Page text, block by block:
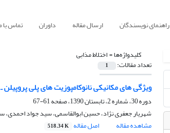
راهنمای نویسندگان ارسال مقاله داوران تماس با
کلیدواژه‌ها =‌ اختلاط مذابی
تعداد مقالات: 1
ویژگی های مکانیکی نانوکامپوزیت های پلی
دوره 30، شماره 2، تابستان 1390، صفحه
61-67
شهریار جعفری نژاد، حسین ابوالقاسمی، سید جواد احمدی،
مشاهده مقاله
اصل مقاله 518.34 K